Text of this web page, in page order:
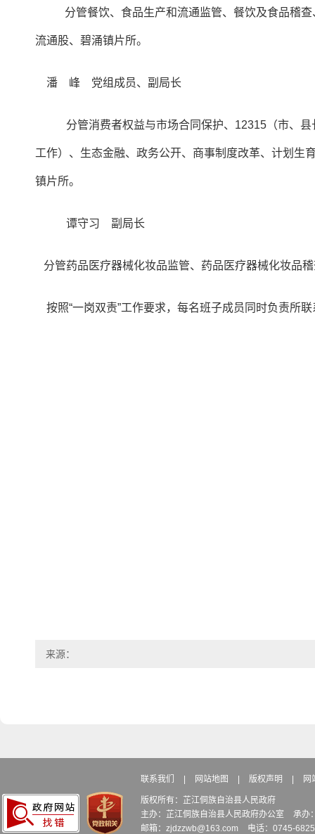
分管餐饮、食品生产和流通监管、餐饮及食品稽
流通股、碧涌镇片所。
潘 峰 党组成员、副局长
分管消费者权益与市场合同保护、12315（市、
工作）、生态金融、政务公开、商事制度改革、计划生
镇片所。
谭守习 副局长
分管药品医疗器械化妆品监管、药品医疗器械化妆品
按照“一岗双责”工作要求，每名班子成员同时负责所
来源：
联系我们 网站地图 版权声明 网
版权所有：芷江侗族自治县人民政府
主办：芷江侗族自治县人民政府办公室
承办
邮箱：zjdzzwb@163.com
电话：0745-